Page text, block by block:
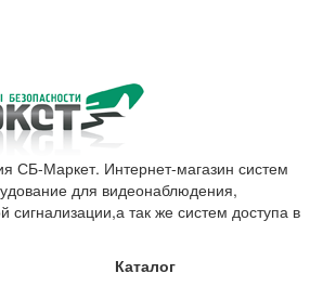
СБ-Маркет. Интернет-магазин систем
для видеонаблюдения,
сигнализации,а так же систем доступа в
Каталог